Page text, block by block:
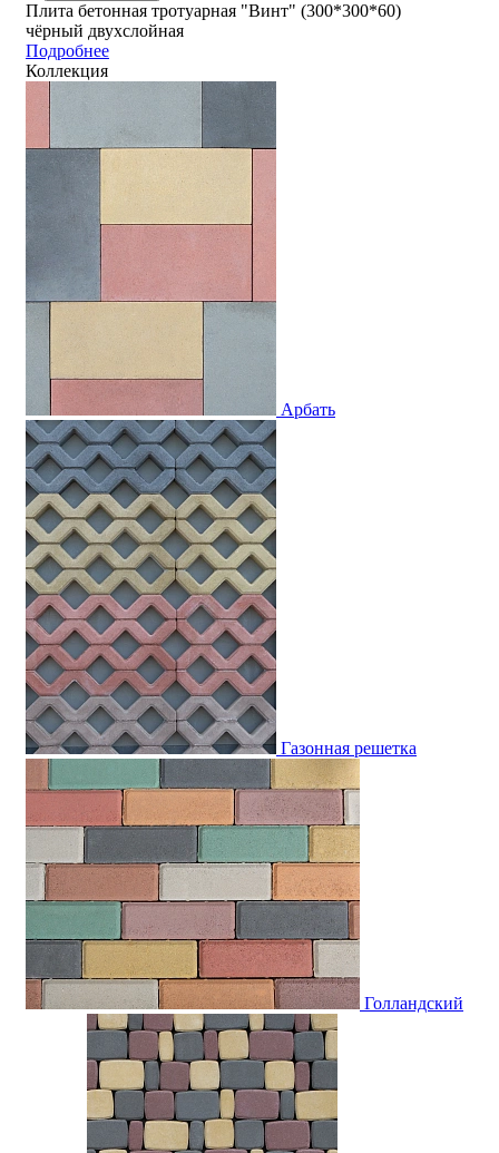
Плита бетонная тротуарная "Винт" (300*300*60)
чёрный двухслойная
Подробнее
Коллекция
Арбать
Газонная решетка
Голландский